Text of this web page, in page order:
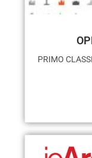
PRIMO